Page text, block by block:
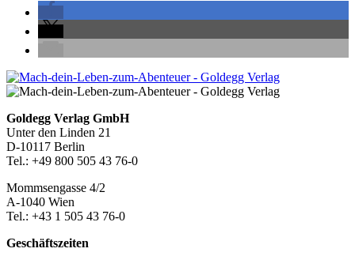
Seitenleiste
Footer-
Section
Goldegg Verlag GmbH
Unter den Linden 21
D-10117 Berlin
Tel.: +49 800 505 43 76-0
Mommsengasse 4/2
A-1040 Wien
Tel.: +43 1 505 43 76-0
Geschäftszeiten